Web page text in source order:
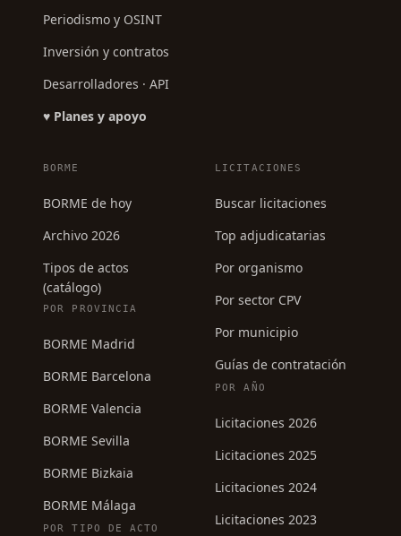
Periodismo y OSINT
Inversión y contratos
Desarrolladores · API
♥ Planes y apoyo
BORME
BORME de hoy
Archivo 2026
Tipos de actos
(catálogo)
POR PROVINCIA
BORME Madrid
BORME Barcelona
BORME Valencia
BORME Sevilla
BORME Bizkaia
BORME Málaga
POR TIPO DE ACTO
LICITACIONES
Buscar licitaciones
Top adjudicatarias
Por organismo
Por sector CPV
Por municipio
Guías de contratación
POR AÑO
Licitaciones 2026
Licitaciones 2025
Licitaciones 2024
Licitaciones 2023